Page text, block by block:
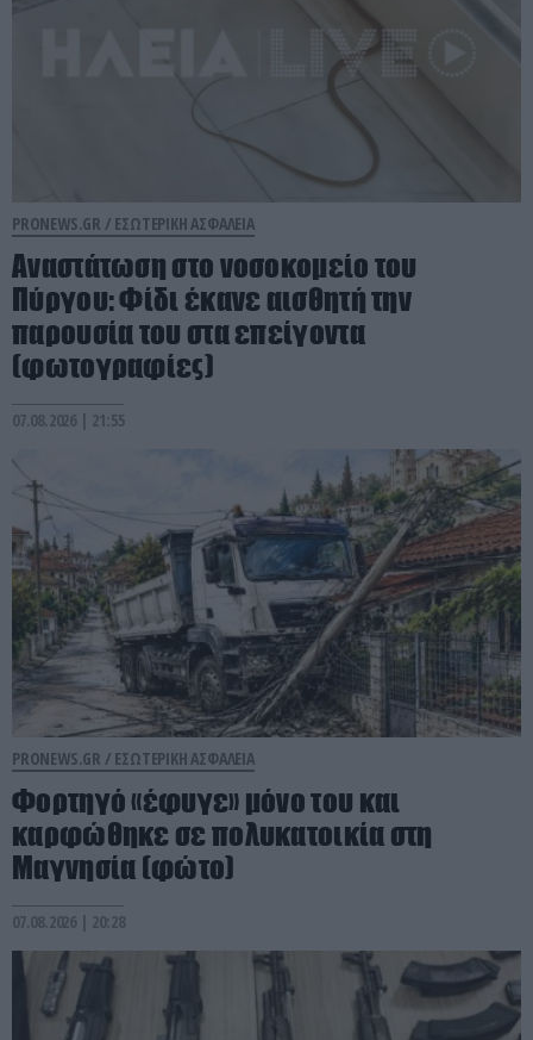
PRONEWS.GR / ΕΣΩΤΕΡΙΚΗ ΑΣΦΑΛΕΙΑ
Αναστάτωση στο νοσοκομείο του
Πύργου: Φίδι έκανε αισθητή την
παρουσία του στα επείγοντα
(φωτογραφίες)
07.08.2026 | 21:55
PRONEWS.GR / ΕΣΩΤΕΡΙΚΗ ΑΣΦΑΛΕΙΑ
Φορτηγό «έφυγε» μόνο του και
καρφώθηκε σε πολυκατοικία στη
Μαγνησία (φώτο)
07.08.2026 | 20:28